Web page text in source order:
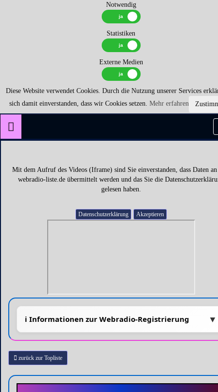
Notwendig
Statistiken
Externe Medien
Diese Website verwendet Cookies. Durch die Nutzung unserer Services
sich damit einverstanden, dass wir Cookies setzen. Mehr erfahren
Mit dem Aufruf des Videos (Iframe) sind Sie einverstanden, dass Daten
webradio-liste.de übermittelt werden und das Sie die
gelesen haben.
Datenschutzerklärung
zurück zur Topliste